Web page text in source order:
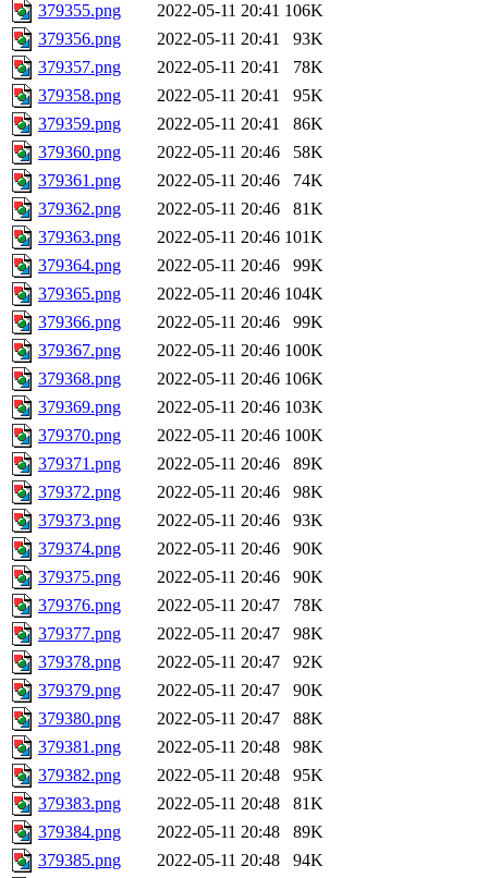
379355.png 2022-05-11 20:41 106K
379356.png
2022-05-11 20:41
93K
379357.png
2022-05-11 20:41
78K
379358.png
2022-05-11 20:41
95K
379359.png
2022-05-11 20:41
86K
379360.png
2022-05-11 20:46
58K
379361.png
2022-05-11 20:46
74K
379362.png
2022-05-11 20:46
81K
379363.png
2022-05-11 20:46 101K
379364.png
2022-05-11 20:46
99K
379365.png
2022-05-11 20:46 104K
379366.png
2022-05-11 20:46
99K
379367.png
2022-05-11 20:46 100K
379368.png
2022-05-11 20:46 106K
379369.png
2022-05-11 20:46 103K
379370.png
2022-05-11 20:46 100K
379371.png
2022-05-11 20:46
89K
379372.png
2022-05-11 20:46
98K
379373.png
2022-05-11 20:46
93K
379374.png
2022-05-11 20:46
90K
379375.png
2022-05-11 20:46
90K
379376.png
2022-05-11 20:47
78K
379377.png
2022-05-11 20:47
98K
379378.png
2022-05-11 20:47
92K
379379.png
2022-05-11 20:47
90K
379380.png
2022-05-11 20:47
88K
379381.png
2022-05-11 20:48
98K
379382.png
2022-05-11 20:48
95K
379383.png
2022-05-11 20:48
81K
379384.png
2022-05-11 20:48
89K
379385.png
2022-05-11 20:48
94K